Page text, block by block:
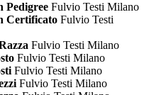
Pedigree Fulvio Testi Milano
Certificato Fulvio Testi
Fulvio Testi Milano
Fulvio Testi Milano
Fulvio Testi Milano
Fulvio Testi Milano